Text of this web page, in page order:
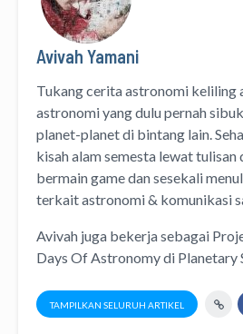
Avivah Yamani
Tukang cerita astronomi keliling
astronomiyang dulu pernah
planet-planet di bintang lain.
kisah alam semesta lewattulisan
bermain game dan sesekali
terkait astronomi & komunikasi
Avivah juga bekerja sebagai
Days Of Astronomydi Planetary
TAMPILKAN SELURUH ARTIKEL